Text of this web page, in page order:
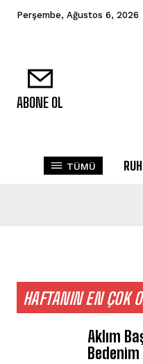
Perşembe, Ağustos 6, 2026
ABONE OL
TÜMÜ
HAFTANIN EN ÇOK
Aklım